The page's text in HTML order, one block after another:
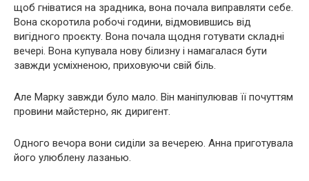
щоб гніватися на зрадника, вона почала виправляти себе.
Вона скоротила робочі години, відмовившись від
вигідного проєкту. Вона почала щодня готувати складні
вечері. Вона купувала нову білизну і намагалася бути
завжди усміхненою, приховуючи свій біль.
Але Марку завжди було мало. Він маніпулював її почуттям
провини майстерно, як диригент.
Одного вечора вони сиділи за вечерею. Анна приготувала
його улюблену лазанью.